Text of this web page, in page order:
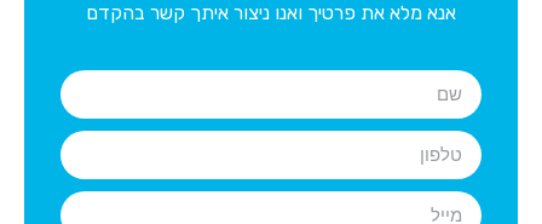
אנא מלא את פרטיך ואנו ניצור איתך קשר בהקדם